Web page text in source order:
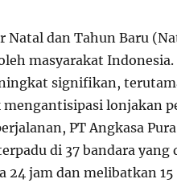
Natal dan Tahun Baru
masyarakat Indonesia.
signifikan,
lonjakan
PT Angkasa
di 37 bandara yang
24 jam dan melibatkan